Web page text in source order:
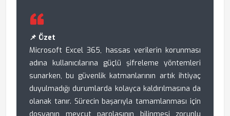
📌 Özet
Microsoft Excel 365, hassas verilerin korunması
adına kullanıcılarına güçlü şifreleme yöntemleri
sunarken, bu güvenlik katmanlarının artık ihtiyaç
duyulmadığı durumlarda kolayca kaldırılmasına da
olanak tanır. Sürecin başarıyla tamamlanması için